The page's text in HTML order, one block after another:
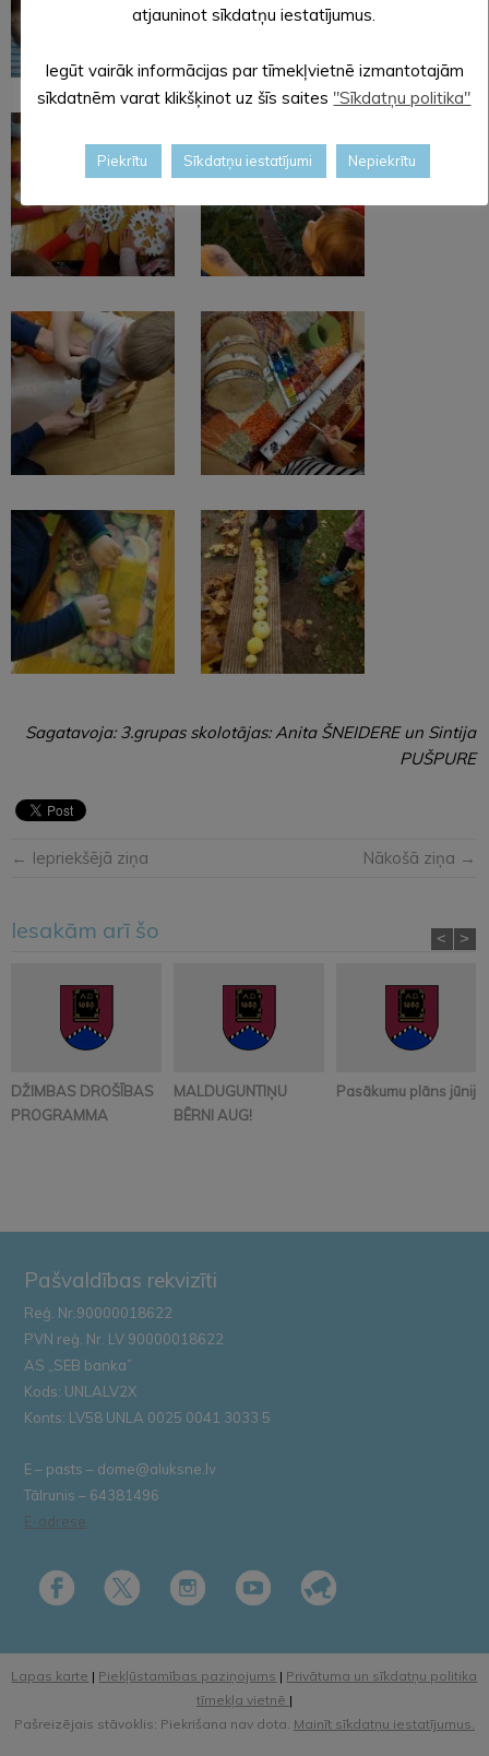
Sagatavoja: 3.grupas skolotājas: Anita ŠNEIDERE un Sintija
PUŠPURE
← Iepriekšējā ziņa Nākošā ziņa →
Iesakām arī šo
DŽIMBAS DROŠĪBAS
PROGRAMMA
MALDUGUNTIŅU
BĒRNI AUG!
Pasākumu plāns jūnijā
< >
Pašvaldības rekvizīti
Reģ. Nr.90000018622
PVN reģ. Nr. LV 90000018622
AS „SEB banka”
Kods: UNLALV2X
Konts: LV58 UNLA 0025 0041 3033 5
E – pasts – dome@aluksne.lv
Tālrunis – 64381496
E-adrese
Lapas karte | Piekļūstamības paziņojums | Privātuma un sīkdatņu politika
tīmekļa vietnē |
Pašreizējais stāvoklis: Piekrišana nav dota. Mainīt sīkdatņu iestatījumus.
atjauninot sīkdatņu iestatījumus.
Iegūt vairāk informācijas par tīmekļvietnē izmantotajām
sīkdatnēm varat klikšķinot uz šīs saites "Sīkdatņu politika"
Piekrītu Sīkdatņu iestatījumi Nepiekrītu